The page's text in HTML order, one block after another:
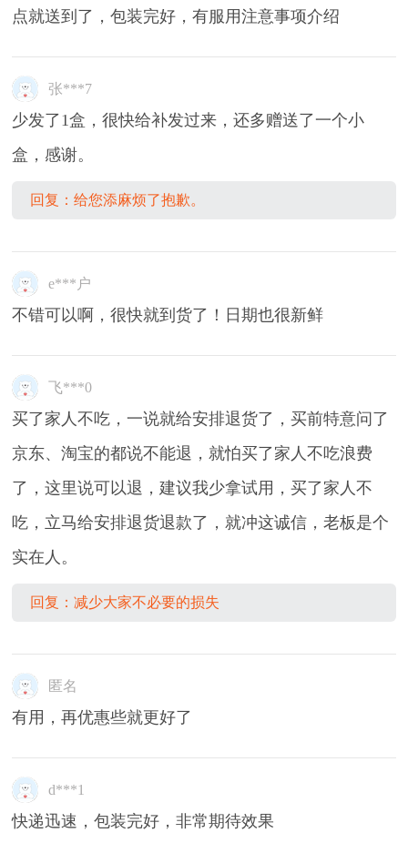
点就送到了，包装完好，有服用注意事项介绍
张***7
少发了1盒，很快给补发过来，还多赠送了一个小
盒，感谢。
回复：给您添麻烦了抱歉。
e***户
不错可以啊，很快就到货了！日期也很新鲜
飞***0
买了家人不吃，一说就给安排退货了，买前特意问了
京东、淘宝的都说不能退，就怕买了家人不吃浪费
了，这里说可以退，建议我少拿试用，买了家人不
吃，立马给安排退货退款了，就冲这诚信，老板是个
实在人。
回复：减少大家不必要的损失
匿名
有用，再优惠些就更好了
d***1
快递迅速，包装完好，非常期待效果